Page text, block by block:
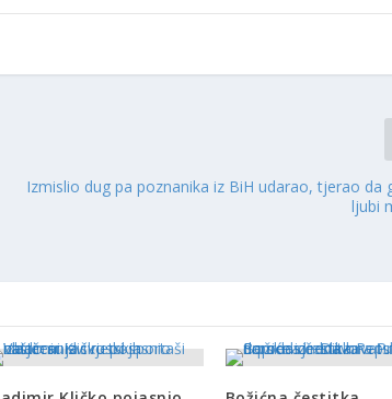
Izmislio dug pa poznanika iz BiH udarao, tjerao da
ljubi